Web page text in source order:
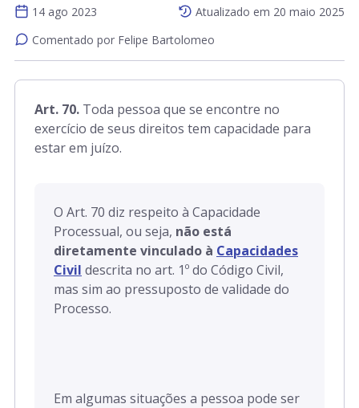
Art. 188 a 293
Art. 312 a 317
Parte Especial
Art. 318 a 770
Comentado por Felipe Bartolomeo
14 ago 2023 Atualizado em 20 maio 2025
Art. 70. Toda pessoa que se encontre no
exercício de seus direitos tem capacidade para
estar em juízo.
O Art. 70 diz respeito à Capacidade
Processual, ou seja, não está
diretamente vinculado à Capacidades
Civil descrita no art. 1º do Código Civil,
mas sim ao pressuposto de validade do
Processo.
Em algumas situações a pessoa pode ser